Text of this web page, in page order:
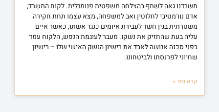
משרדנו גאה לשתף בהצלחה משפטית פנומנלית. לקוח המשרד,
אדם נורמטיבי לחלוטין ואב למשפחה, מצא עצמו תחת חקירה
משטרתית בגין חשד לעבירת איומים כנגד אשתו, כאשר איים
עליה בעת שהחזיק את נשקו. מעבר לעוגמת הנפש, הלקוח עמד
בפני סכנה אנושה לאבד את רישיון הנשק האישי שלו – רישיון
שחיוני לפרנסתו ולביטחונו.
קרא עוד »